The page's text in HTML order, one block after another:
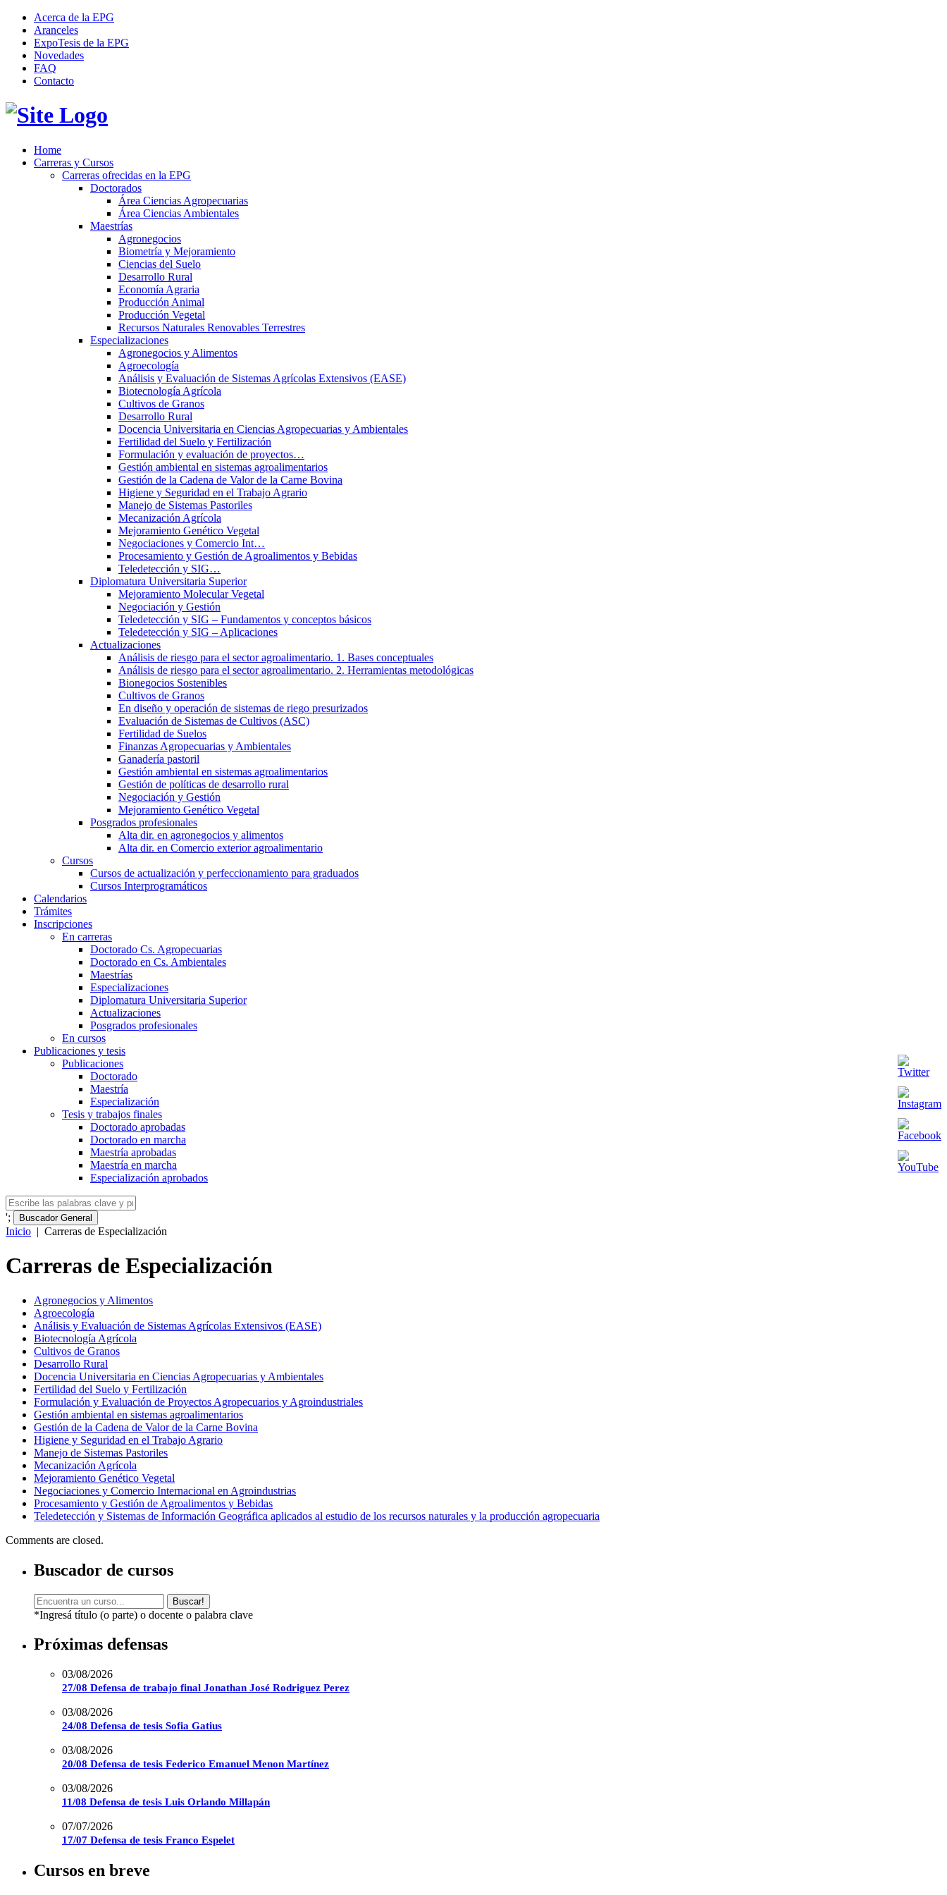
Acerca de la EPG
Aranceles
ExpoTesis de la EPG
Novedades
FAQ
Contacto
Home
Carreras y Cursos
Carreras ofrecidas en la EPG
Doctorados
Área Ciencias Agropecuarias
Área Ciencias Ambientales
Maestrías
Agronegocios
Biometría y Mejoramiento
Ciencias del Suelo
Desarrollo Rural
Economía Agraria
Producción Animal
Producción Vegetal
Recursos Naturales Renovables Terrestres
Especializaciones
Agronegocios y Alimentos
Agroecología
Análisis y Evaluación de Sistemas Agrícolas Extensivos (EASE)
Biotecnología Agrícola
Cultivos de Granos
Desarrollo Rural
Docencia Universitaria en Ciencias Agropecuarias y Ambientales
Fertilidad del Suelo y Fertilización
Formulación y evaluación de proyectos…
Gestión ambiental en sistemas agroalimentarios
Gestión de la Cadena de Valor de la Carne Bovina
Higiene y Seguridad en el Trabajo Agrario
Manejo de Sistemas Pastoriles
Mecanización Agrícola
Mejoramiento Genético Vegetal
Negociaciones y Comercio Int…
Procesamiento y Gestión de Agroalimentos y Bebidas
Teledetección y SIG…
Diplomatura Universitaria Superior
Mejoramiento Molecular Vegetal
Negociación y Gestión
Teledetección y SIG – Fundamentos y conceptos básicos
Teledetección y SIG – Aplicaciones
Actualizaciones
Análisis de riesgo para el sector agroalimentario. 1. Bases conceptuales
Análisis de riesgo para el sector agroalimentario. 2. Herramientas metodológicas
Bionegocios Sostenibles
Cultivos de Granos
En diseño y operación de sistemas de riego presurizados
Evaluación de Sistemas de Cultivos (ASC)
Fertilidad de Suelos
Finanzas Agropecuarias y Ambientales
Ganadería pastoril
Gestión ambiental en sistemas agroalimentarios
Gestión de políticas de desarrollo rural
Negociación y Gestión
Mejoramiento Genético Vegetal
Posgrados profesionales
Alta dir. en agronegocios y alimentos
Alta dir. en Comercio exterior agroalimentario
Cursos
Cursos de actualización y perfeccionamiento para graduados
Cursos Interprogramáticos
Calendarios
Trámites
Inscripciones
En carreras
Doctorado Cs. Agropecuarias
Doctorado en Cs. Ambientales
Maestrías
Especializaciones
Diplomatura Universitaria Superior
Actualizaciones
Posgrados profesionales
En cursos
Publicaciones y tesis
Publicaciones
Doctorado
Maestría
Especialización
Tesis y trabajos finales
Doctorado aprobadas
Doctorado en marcha
Maestría aprobadas
Maestría en marcha
Especialización aprobados
'; Buscador General
Inicio | Carreras de Especialización
Carreras de Especialización
Agronegocios y Alimentos
Agroecología
Análisis y Evaluación de Sistemas Agrícolas Extensivos (EASE)
Biotecnología Agrícola
Cultivos de Granos
Desarrollo Rural
Docencia Universitaria en Ciencias Agropecuarias y Ambientales
Fertilidad del Suelo y Fertilización
Formulación y Evaluación de Proyectos Agropecuarios y Agroindustriales
Gestión ambiental en sistemas agroalimentarios
Gestión de la Cadena de Valor de la Carne Bovina
Higiene y Seguridad en el Trabajo Agrario
Manejo de Sistemas Pastoriles
Mecanización Agrícola
Mejoramiento Genético Vegetal
Negociaciones y Comercio Internacional en Agroindustrias
Procesamiento y Gestión de Agroalimentos y Bebidas
Teledetección y Sistemas de Información Geográfica aplicados al estudio de los recursos naturales y la producción agropecuaria
Comments are closed.
Buscador de cursos
Buscar!
*Ingresá título (o parte) o docente o palabra clave
Próximas defensas
03/08/2026
27/08 Defensa de trabajo final Jonathan José Rodriguez Perez
03/08/2026
24/08 Defensa de tesis Sofia Gatius
03/08/2026
20/08 Defensa de tesis Federico Emanuel Menon Martínez
03/08/2026
11/08 Defensa de tesis Luis Orlando Millapán
07/07/2026
17/07 Defensa de tesis Franco Espelet
Cursos en breve